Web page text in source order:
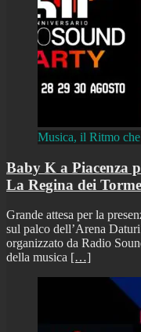
Musica, il Ritmo
Baby K a Piacenza
La Regina dei
Grande attesa per la
sul palco dell’Arena
organizzato da Radio
della musica […]